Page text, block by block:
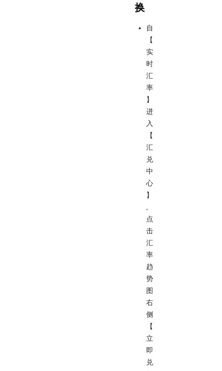
换
自
【
实
时
汇
率
】
进
入
【
汇
兑
中
心
】
,
点
击
汇
率
趋
势
图
右
侧
【
立
即
兑